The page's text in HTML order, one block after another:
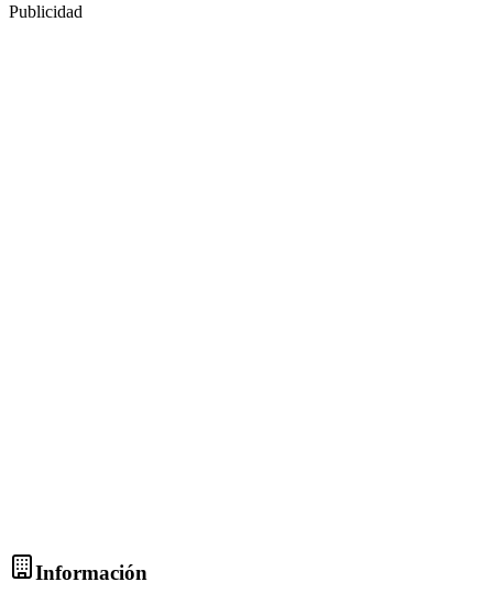
Publicidad
Información